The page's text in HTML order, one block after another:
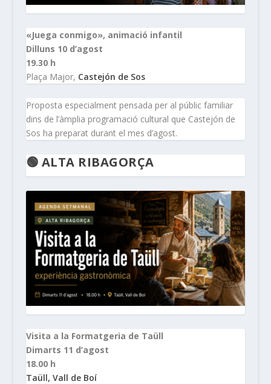
«Juega conmigo», animació infantil
Dilluns 10 d’agost
19.30 h
Plaça Major, Castejón de Sos
Proposta especialment pensada per al públic familiar
dins de l’àmplia programació cultural que Castejón de
Sos ha preparat durant el mes d’agost.
🟢 ALTA RIBAGORÇA
Visita a la Formatgeria de Taüll
Dimarts 11 d’agost
18.00 h
Taüll, Vall de Boí